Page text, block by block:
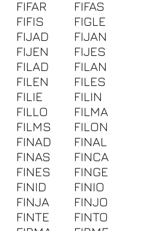
FIFAR
FIFAS
FIFIS
FIGLE
FIJAD
FIJAN
FIJEN
FIJES
FILAD
FILAN
FILEN
FILES
FILIE
FILIN
FILLO
FILMA
FILMS
FILON
FINAD
FINAL
FINAS
FINCA
FINES
FINGE
FINID
FINIO
FINJA
FINJO
FINTE
FINTO